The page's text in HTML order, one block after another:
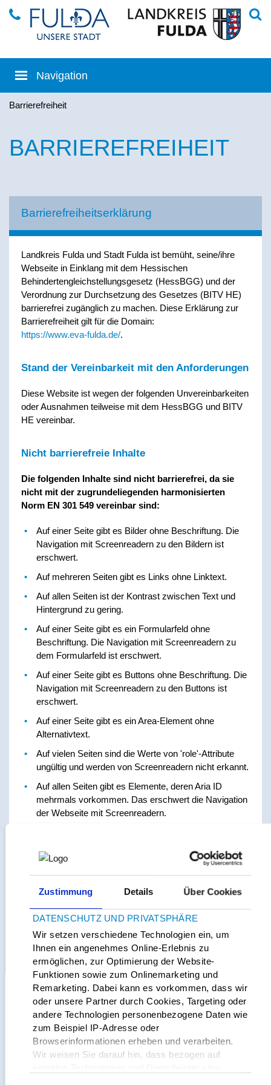
Zustimmung Details Über Cookies
DATENSCHUTZ UND PRIVATSPHÄRE
Wir setzen verschiedene Technologien ein, um
Ihnen ein angenehmes Online-Erlebnis zu
ermöglichen, zur Optimierung der Website-
Funktionen sowie zum Onlinemarketing und
Remarketing. Dabei kann es vorkommen, dass wir
oder unsere Partner durch Cookies, Targeting oder
andere Technologien personenbezogene Daten wie
zum Beispiel IP-Adresse oder
Browserinformationen erheben und verarbeiten.
Wir weisen Sie darauf hin, dass bezogen auf
Barrierefreiheit
BARRIEREFREIHEIT
Barrierefreiheitserklärung
Landkreis Fulda und Stadt Fulda ist bemüht, seine/ihre
Webseite in Einklang mit dem Hessischen
Behindertengleichstellungsgesetz (HessBGG) und der
Verordnung zur Durchsetzung des Gesetzes (BITV HE)
barrierefrei zugänglich zu machen. Diese Erklärung zur
Barrierefreiheit gilt für die Domain:
https://www.eva-fulda.de/.
Stand der Vereinbarkeit mit den Anforderungen
Diese Website ist wegen der folgenden Unvereinbarkeiten
oder Ausnahmen teilweise mit dem HessBGG und BITV
HE vereinbar.
Nicht barrierefreie Inhalte
Die folgenden Inhalte sind nicht barrierefrei, da sie
nicht mit der zugrundeliegenden harmonisierten
Norm EN 301 549 vereinbar sind:
Auf einer Seite gibt es Bilder ohne Beschriftung. Die
Navigation mit Screenreadern zu den Bildern ist
erschwert.
Auf mehreren Seiten gibt es Links ohne Linktext.
Auf allen Seiten ist der Kontrast zwischen Text und
Hintergrund zu gering.
Auf einer Seite gibt es ein Formularfeld ohne
Beschriftung. Die Navigation mit Screenreadern zu
dem Formularfeld ist erschwert.
Auf einer Seite gibt es Buttons ohne Beschriftung. Die
Navigation mit Screenreadern zu den Buttons ist
erschwert.
Auf einer Seite gibt es ein Area-Element ohne
Alternativtext.
Auf vielen Seiten sind die Werte von 'role'-Attribute
ungültig und werden von Screenreadern nicht erkannt.
Auf allen Seiten gibt es Elemente, deren Aria ID
mehrmals vorkommen. Das erschwert die Navigation
der Webseite mit Screenreadern.
möglicherweise nicht korrekt von Hilfstechnologien
Diese Erklärung wurde am28.06.2026erstellt. Die
Erklärung wurde mithilfe der Eye-Able Technologie der
Web Inclusion GmbHerstellt. Eye-Able Report - ein
Produkt der Web Inclusion GmbH - hat alle maschinell
überprüfbaren Prüfschritte durchlaufen.
Diese Erklärung wurde zuletzt am 28.06.2026 überprüft.
Rückmeldung und Kontaktangaben